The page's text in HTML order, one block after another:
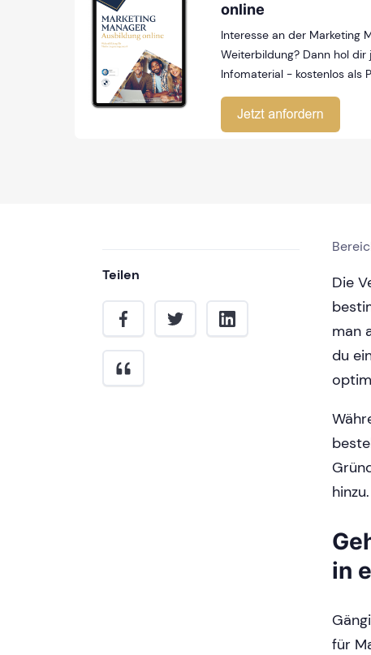
online
Interesse an der Marketing
Weiterbildung? Dann hol dir
Infomaterial - kostenlos als
Teilen
Die
man
du
in
für